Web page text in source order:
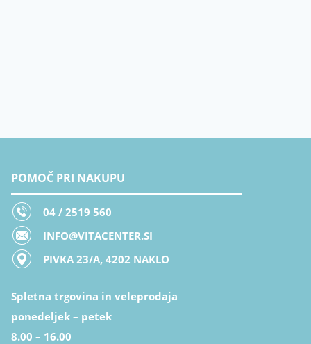
POMOČ PRI NAKUPU
04 / 2519 560
INFO@VITACENTER.SI
PIVKA 23/A, 4202 NAKLO
Spletna trgovina in veleprodaja
ponedeljek – petek
8.00 – 16.00